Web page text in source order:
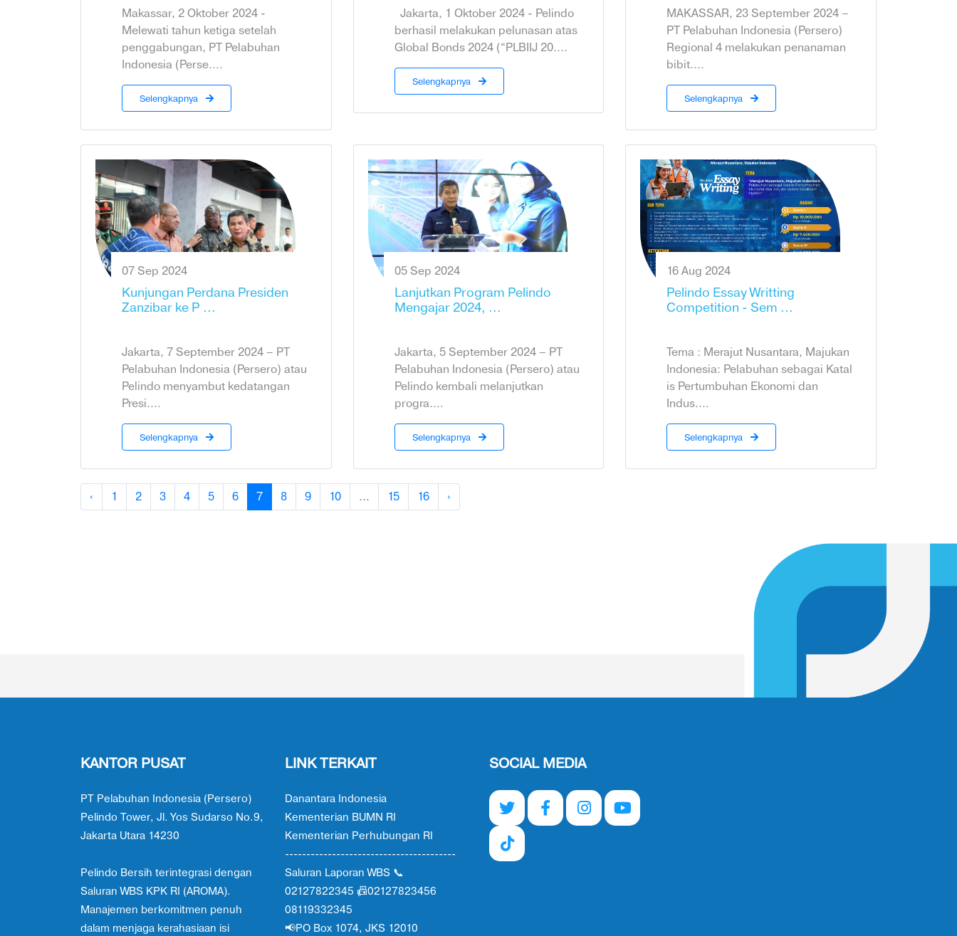
Makassar, 2 Oktober 2024 -
Melewati tahun ketiga setelah
penggabungan, PT Pelabuhan
Indonesia (Perse....
Selengkapnya
Jakarta, 1 Oktober 2024 - Pelindo
berhasil melakukan pelunasan atas
Global Bonds 2024 (“PLBIIJ 20....
Selengkapnya
MAKASSAR, 23 September 2024 –
PT Pelabuhan Indonesia (Persero)
Regional 4 melakukan penanaman
bibit....
Selengkapnya
07 Sep 2024
Kunjungan Perdana Presiden
Zanzibar ke P ...
Jakarta, 7 September 2024 – PT
Pelabuhan Indonesia (Persero) atau
Pelindo menyambut kedatangan
Presi....
Selengkapnya
05 Sep 2024
Lanjutkan Program Pelindo
Mengajar 2024, ...
Jakarta, 5 September 2024 – PT
Pelabuhan Indonesia (Persero) atau
Pelindo kembali melanjutkan
progra....
Selengkapnya
16 Aug 2024
Pelindo Essay Writting
Competition - Sem ...
Tema : Merajut Nusantara, Majukan
Indonesia: Pelabuhan sebagai Katal
is Pertumbuhan Ekonomi dan
Indus....
Selengkapnya
‹ 1 2 3 4 5 6 7 8 9 10 ... 15 16 ›
KANTOR PUSAT
PT Pelabuhan Indonesia (Persero)
Pelindo Tower, Jl. Yos Sudarso No.9,
Jakarta Utara 14230
Pelindo Bersih terintegrasi dengan
Saluran WBS KPK RI (AROMA).
Manajemen berkomitmen penuh
dalam menjaga kerahasiaan isi
LINK TERKAIT
Danantara Indonesia
Kementerian BUMN RI
Kementerian Perhubungan RI
----------------------------------------
Saluran Laporan WBS 📞
02127822345 📠02127823456
08119332345
📢PO Box 1074, JKS 12010
SOCIAL MEDIA